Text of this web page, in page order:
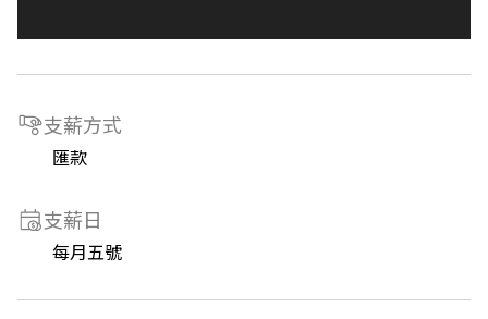
支薪方式
匯款
支薪日
每月五號